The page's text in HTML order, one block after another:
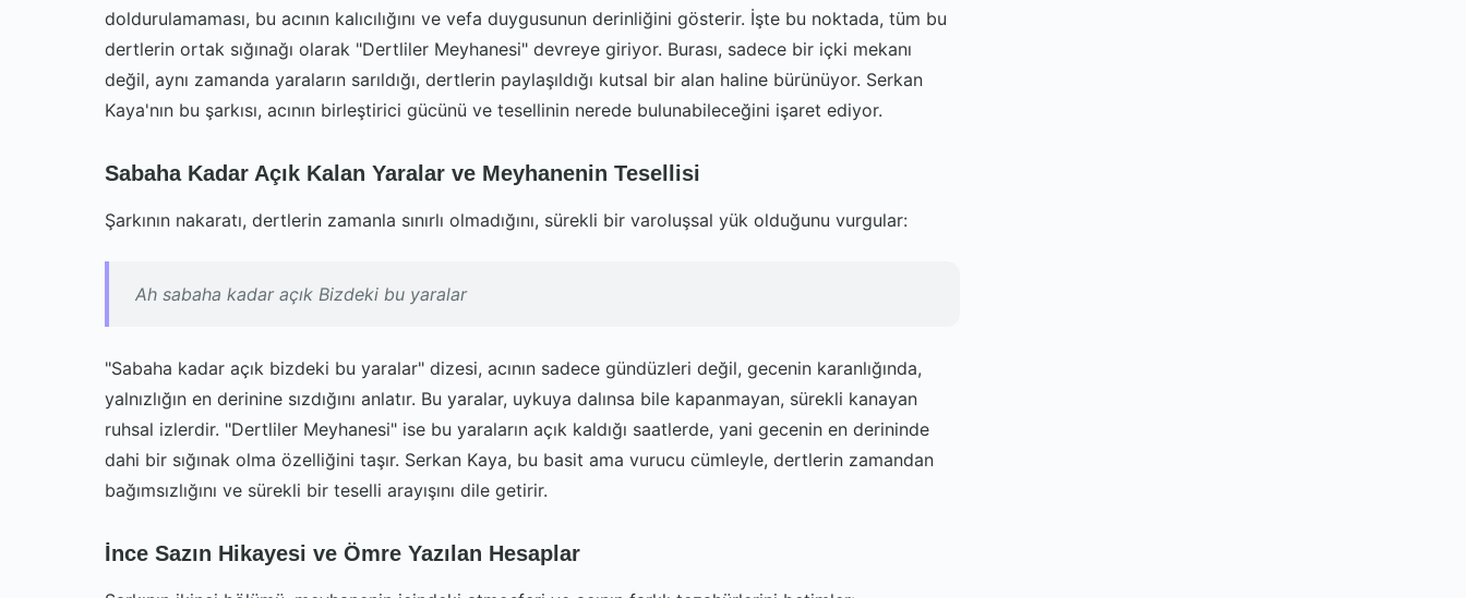
doldurulamaması, bu acının kalıcılığını ve vefa duygusunun derinliğini gösterir. İşte bu noktada, tüm bu
dertlerin ortak sığınağı olarak "Dertliler Meyhanesi" devreye giriyor. Burası, sadece bir içki mekanı
değil, aynı zamanda yaraların sarıldığı, dertlerin paylaşıldığı kutsal bir alan haline bürünüyor. Serkan
Kaya'nın bu şarkısı, acının birleştirici gücünü ve tesellinin nerede bulunabileceğini işaret ediyor.
Sabaha Kadar Açık Kalan Yaralar ve Meyhanenin Tesellisi
Şarkının nakaratı, dertlerin zamanla sınırlı olmadığını, sürekli bir varoluşsal yük olduğunu vurgular:
Ah sabaha kadar açık Bizdeki bu yaralar
"Sabaha kadar açık bizdeki bu yaralar" dizesi, acının sadece gündüzleri değil, gecenin karanlığında,
yalnızlığın en derinine sızdığını anlatır. Bu yaralar, uykuya dalınsa bile kapanmayan, sürekli kanayan
ruhsal izlerdir. "Dertliler Meyhanesi" ise bu yaraların açık kaldığı saatlerde, yani gecenin en derininde
dahi bir sığınak olma özelliğini taşır. Serkan Kaya, bu basit ama vurucu cümleyle, dertlerin zamandan
bağımsızlığını ve sürekli bir teselli arayışını dile getirir.
İnce Sazın Hikayesi ve Ömre Yazılan Hesaplar